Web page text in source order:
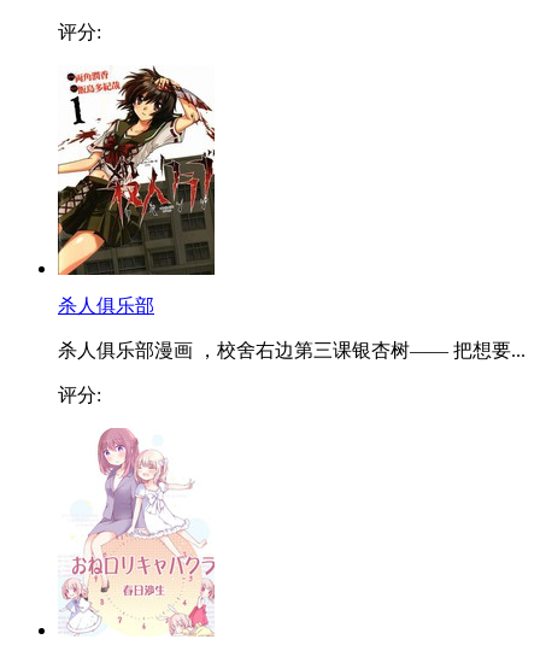
评分:
杀人俱乐部
杀人俱乐部漫画 ，校舍右边第三课银杏树—— 把想要...
评分: